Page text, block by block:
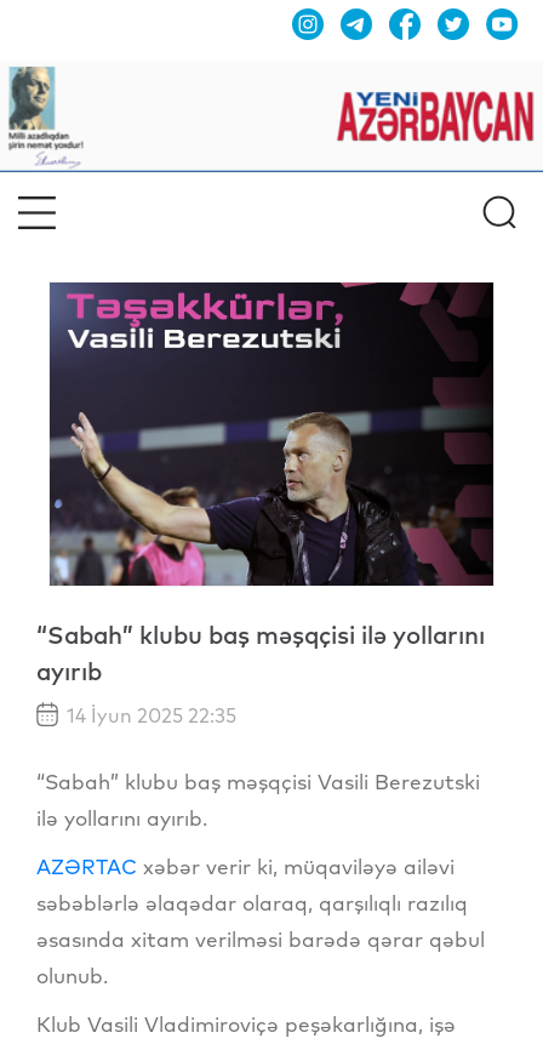
“Sabah” klubu baş məşqçisi ilə yollarını
ayırıb
14 İyun 2025 22:35
“Sabah” klubu baş məşqçisi Vasili Berezutski
ilə yollarını ayırıb.
AZƏRTAC xəbər verir ki, müqaviləyə ailəvi
səbəblərlə əlaqədar olaraq, qarşılıqlı razılıq
əsasında xitam verilməsi barədə qərar qəbul
olunub.
Klub Vasili Vladimiroviçə peşəkarlığına, işə